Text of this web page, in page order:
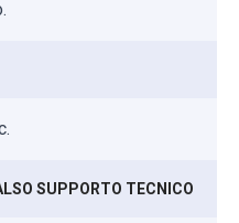
SUPPORTO TECNICO